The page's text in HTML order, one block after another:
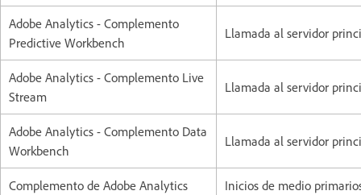
Adobe Analytics - Complemento
Predictive Workbench
Llamada al servidor
Adobe Analytics - Complemento Live
Stream
Llamada al servidor
Adobe Analytics - Complemento Data
Workbench
Llamada al servidor
Complemento de Adobe Analytics
Inicios de medio